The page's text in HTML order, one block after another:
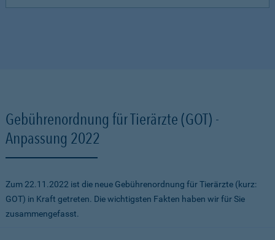
Gebührenordnung für Tierärzte (GOT) -
Anpassung 2022
Zum 22.11.2022 ist die neue Gebührenordnung für Tierärzte (kurz:
GOT) in Kraft getreten. Die wichtigsten Fakten haben wir für Sie
zusammengefasst.